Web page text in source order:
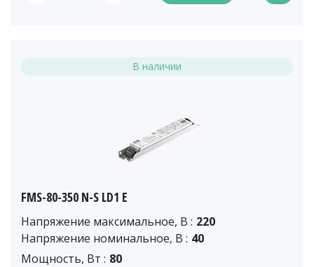
В наличии
FMS-80-350 N-S LD1 E
Напряжение максимальное, В : 220
Напряжение номинальное, В : 40
Мощность, Вт : 80